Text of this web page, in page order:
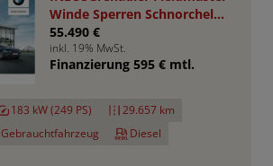
Winde Sperren Schnorchel
Rhino Rack
55.490 €
inkl. 19% MwSt.
Finanzierung 595 € mtl.
183 kW (249 PS)
29.657 km
Gebrauchtfahrzeug
Diesel